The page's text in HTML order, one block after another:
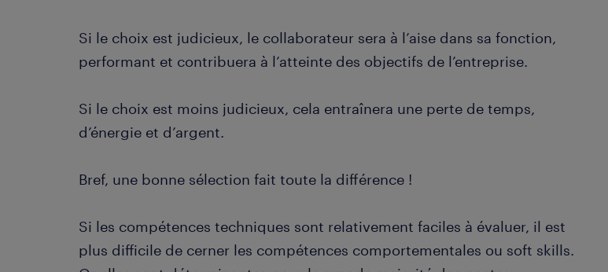
Si le choix est judicieux, le collaborateur sera à l’aise dans sa fonction,
performant et contribuera à l’atteinte des objectifs de l’entreprise.
Si le choix est moins judicieux, cela entraînera une perte de temps,
d’énergie et d’argent.
Bref, une bonne sélection fait toute la différence !
Si les compétences techniques sont relativement faciles à évaluer, il est
plus difficile de cerner les compétences comportementales ou soft skills.